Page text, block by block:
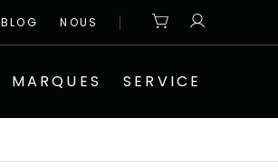
BLOG NOUS
MARQUES SERVICE